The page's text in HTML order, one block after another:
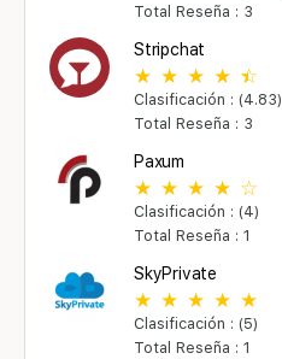
Total Reseña : 3
Stripchat
Clasificación : (4.83)
Total Reseña : 3
Paxum
Clasificación : (4)
Total Reseña : 1
SkyPrivate
Clasificación : (5)
Total Reseña : 1